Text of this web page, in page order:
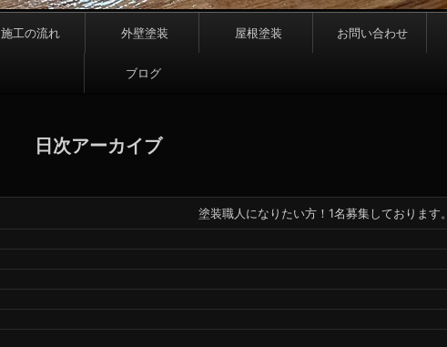
施工の流れ 外壁塗装 屋根塗装 お問い合わせ
ブログ
日次アーカイブ
塗装職人になりたい方！1名募集しております。